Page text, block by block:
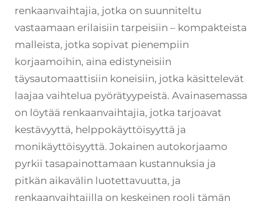
renkaanvaihtajia, jotka on suunniteltu
vastaamaan erilaisiin tarpeisiin – kompakteista
malleista, jotka sopivat pienempiin
korjaamoihin, aina edistyneisiin
täysautomaattisiin koneisiin, jotka käsittelevät
laajaa vaihtelua pyörätyypeistä. Avainasemassa
on löytää renkaanvaihtajia, jotka tarjoavat
kestävyyttä, helppokäyttöisyyttä ja
monikäyttöisyyttä. Jokainen autokorjaamo
pyrkii tasapainottamaan kustannuksia ja
pitkän aikavälin luotettavuutta, ja
renkaanvaihtajilla on keskeinen rooli tämän